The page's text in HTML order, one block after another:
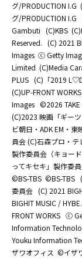
グ/PRODUCTION I.G
グ/PRODUCTION I.G
Gambuti (C)KBS
Reserved. (C) 2021
Images ⓒ Getty
Limited (C)Media
PLUS (C)「2019
(C)UP-FRONT WORKS
Images ©2026 TAKE
(C)2023 映画「ギー
ビ朝日・ADK EM・東
員会 (C)石森プロ・テ
製作委員会（キョー
ってキセキ」製作委
©BS-TBS ©BS-TBS
委員会 (C) 2021
BIGHIT MUSIC /
FRONT WORKS ⓒ
Information
Youku Information
ザワオフィス ©イザ